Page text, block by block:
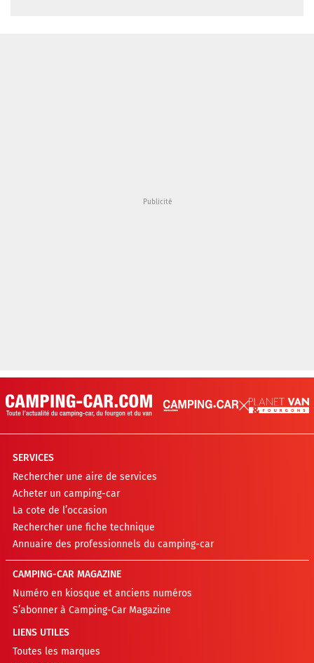
SERVICES
Rechercher une aire de services
Acheter un camping-car
La cote de l’occasion
Rechercher une fiche technique
Annuaire des professionnels du camping-car
CAMPING-CAR MAGAZINE
Numéro en kiosque et anciens numéros
S’abonner à Camping-Car Magazine
LIENS UTILES
Toutes les marques